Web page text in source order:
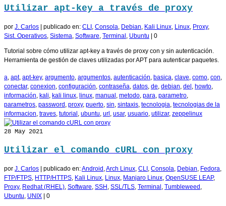
Utilizar apt-key a través de proxy
por J. Carlos publicado en: CLI , Consola, Debian, Kali Linux, Linux, Proxy,
Sist. Operativos, Sistema, Software, Terminal , Ubuntu 0
Tutorial sobre cómo utilizar apt-key a través de proxy con y sin autenticación.
Herramienta de gestión de claves utilizadas por APT para autenticar paquetes.
a, apt, apt-key, argumento, argumentos, autenticación, basica, clave, como, con,
conectar, conexion, configuración, contraseña, datos, de, debian, del , howto,
información, kali, kali linux, linux, manual , metodo, para, parametro,
parametros, password , proxy, puerto, sin, sintaxis, tecnologia, tecnologias de la
informacion, traves, tutorial , ubuntu, url , usar, usuario, utilizar, zeppelinux
28 May 2021
Utilizar el comando cURL con proxy
por J. Carlos | publicado en:Android Arch Linux CLI Consola Debian Fedora
FTP/FTPS HTTP/HTTPS Kali Linux Linux Manjaro Linux OpenSUSE LEAP,
Proxy, Redhat (RHEL) Software SSH SSL/TLS Terminal Tumbleweed
Ubuntu UNIX | 0